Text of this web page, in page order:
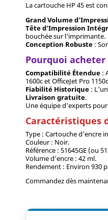
La cartouche HP 45 est
Grand Volume
Tête d'Impression
bouchée sur l'imprimante.
Conception Robuste :
Pourquoi
Compatibilité Étendue :
1600c et OfficeJet Pro
Fiabilité Historique :
Livraison gratuite.
Une équipe d'experts
Caractéristiques
Type : Cartouche d'encre
Couleur : Noir.
Référence : 51645GE (ou
Volume d'encre : 42 ml.
Rendement : Environ 930
Commandez dès